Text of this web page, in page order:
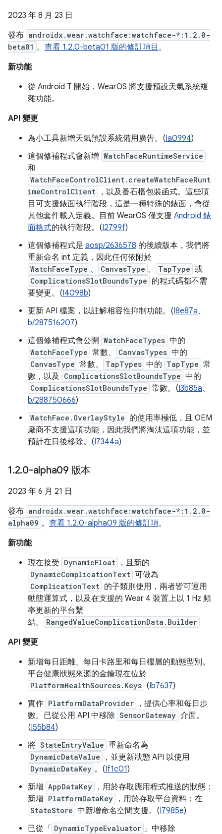
2023 年 8 月 23 日
發布 androidx.wear.watchface:watchface-*:1.2.0-
beta01 。 查看 1.2.0-beta01 版的修訂項目 。
新功能
從 Android T 開始，WearOS 將支援預設天氣系統複
雜功能。
API 變更
為小工具新增天氣預設系統備用廣告。(Ia0994)
這個修補程式會新增 WatchFaceRuntimeService
和
WatchFaceControlClient.createWatchFaceRunt
imeControlClient
，以及番石榴包裝函式。這些項
目可支援錶面執行階段，這是一種特殊的錶面，會從
其他套件載入定義。目前 WearOS 僅支援 Android 錶
面格式的執行階段。(I2799f)
這個修補程式是 aosp/2636578 的後續版本，我們將
重新命名 int 定義，因此任何依附於
WatchFaceType 、 CanvasType 、 TapType 或
ComplicationsSlotBoundsType 的程式碼都不需
要變更。(I4098b)
更新 API 檔案，以註解相容性抑制功能。(I8e87a、
b/287516207)
這個修補程式會公開 WatchFaceTypes 中的
WatchFaceType 常數、 CanvasTypes 中的
CanvasType 常數、 TapTypes 中的 TapType 常
數，以及 ComplicationsSlotBoundsType 中的
ComplicationsSlotBoundsType 常數。(I3b85a、
b/288750666)
WatchFace.OverlayStyle 的使用率極低，且 OEM
廠商不支援這項功能，因此我們將淘汰這項功能，並
預計在日後移除。(I7344a)
1.2.0-alpha09 版本
2023 年 6 月 21 日
發布 androidx.wear.watchface:watchface-*:1.2.0-
alpha09 。 查看 1.2.0-alpha09 版的修訂項。
新功能
現在接受 DynamicFloat ，且新的
DynamicComplicationText 可做為
ComplicationText 的子類別使用，兩者皆可運用
動態運算式，以及在支援的 Wear 4 裝置上以 1 Hz 頻
率更新的平台繫
結。
RangedValueComplicationData.Builder
API 變更
新增每日距離、每日卡路里和每日樓層的動態型別。
平台健康狀態來源的金鑰現在位於
PlatformHealthSources.Keys (Ib7637)
實作 PlatformDataProvider
，提供心率和每日步
數。已從公用 API 中移除 SensorGateway 介面。
(I55b84)
將 StateEntryValue 重新命名為
DynamicDataValue ，並更新狀態 API 以使用
DynamicDataKey 。(If1c01)
新增 AppDataKey
，用於存取應用程式推送的狀態；
新增 PlatformDataKey ，用於存取平台資料；在
StateStore 中新增命名空間支援。(I7985e)
已從「
DynamicTypeEvaluator 」中移除